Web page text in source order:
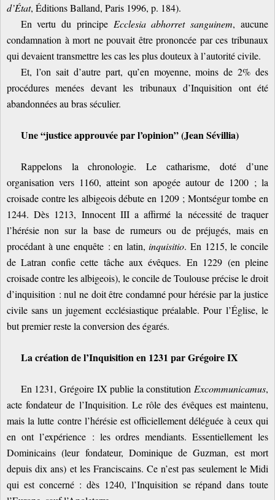
d’État, Éditions Balland, Paris 1996, p. 184).
En vertu du principe Ecclesia abhorret sanguinem, aucune
condamnation à mort ne pouvait être prononcée par ces tribunaux
qui devaient transmettre les cas les plus douteux à l’autorité civile.
Et, l’on sait d’autre part, qu’en moyenne, moins de 2% des
procédures menées devant les tribunaux d’Inquisition ont été
abandonnées au bras séculier.
Une “justice approuvée par l’opinion” (Jean Sévillia)
Rappelons la chronologie. Le catharisme, doté d’une
organisation vers 1160, atteint son apogée autour de 1200 ; la
croisade contre les albigeois débute en 1209 ; Montségur tombe en
1244. Dès 1213, Innocent III a affirmé la nécessité de traquer
l’hérésie non sur la base de rumeurs ou de préjugés, mais en
procédant à une enquête : en latin,inquisitio. En 1215, le concile
de Latran confie cette tâche aux évêques. En 1229 (en pleine
croisade contre les albigeois), le concile de Toulouse précise le droit
d’inquisition : nul ne doit être condamné pour hérésie par la justice
civile sans un jugement ecclésiastique préalable. Pour l’Église, le
but premier reste la conversion des égarés.
La création de l’Inquisition en 1231 par Grégoire IX
En 1231, Grégoire IX publie la constitution Excommunicamus,
acte fondateur de l’Inquisition. Le rôle des évêques est maintenu,
mais la lutte contre l’hérésie est officiellement déléguée à ceux qui
en ont l’expérience : les ordres mendiants. Essentiellement les
Dominicains (leur fondateur, Dominique de Guzman, est mort
depuis dix ans) et les Franciscains. Ce n’est pas seulement le Midi
qui est concerné : dès 1240, l’Inquisition se répand dans toute